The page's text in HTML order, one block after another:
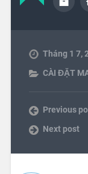
Tháng 1 7,
CÀI ĐẶT
Previous
Next post